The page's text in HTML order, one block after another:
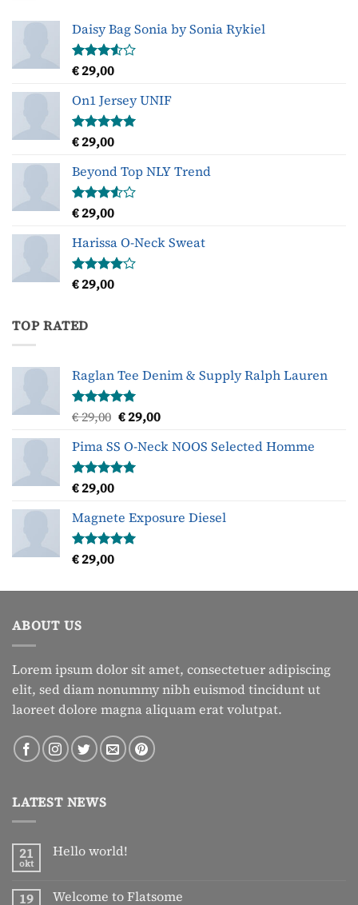
Daisy Bag Sonia by Sonia Rykiel
Gewaardeerd
uit
5
€29,00
On1 Jersey UNIF
Gewaardeerd
uit 5
€29,00
Beyond Top NLY Trend
Gewaardeerd
uit
5
€29,00
Harissa O-Neck Sweat
Gewaardeerd
uit
€29,00
TOP RATED
Raglan Tee Denim & Supply Ralph Lauren
Gewaardeerd
uit 5
€29,00 Oorspronkelijke
was:
€ 29,00.
€29,00Huidige
is:
Pima SS O-Neck NOOS Selected Homme
Gewaardeerd
uit 5
€29,00
Magnete Exposure Diesel
Gewaardeerd
uit 5
€29,00
ABOUT US
Lorem ipsum dolor sit amet, consectetuer adipiscing
elit, sed diam nonummy nibh euismod tincidunt ut
laoreet dolore magna aliquam erat volutpat.
LATEST NEWS
21
okt
Hello world!
Hello
19 Welcome to Flatsome